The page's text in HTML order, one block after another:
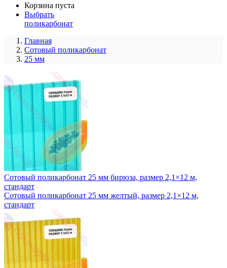
Корзина пуста
Выбрать
поликарбонат
Главная
Сотовый поликарбонат
25 мм
Сотовый поликарбонат 25 мм бирюза, размер 2,1×12 м,
стандарт
Сотовый поликарбонат 25 мм желтый, размер 2,1×12 м,
стандарт